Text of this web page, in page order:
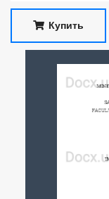
Купить